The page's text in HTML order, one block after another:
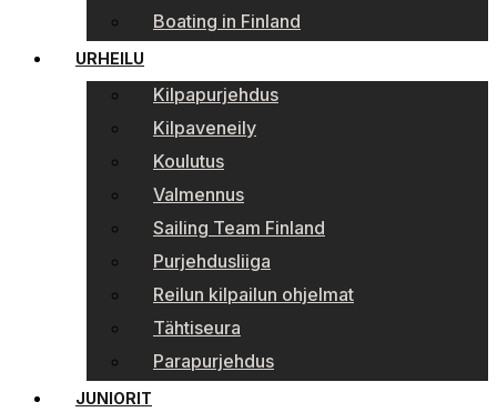
Boating in Finland
URHEILU
Kilpapurjehdus
Kilpaveneily
Koulutus
Valmennus
Sailing Team Finland
Purjehdusliiga
Reilun kilpailun ohjelmat
Tähtiseura
Parapurjehdus
JUNIORIT